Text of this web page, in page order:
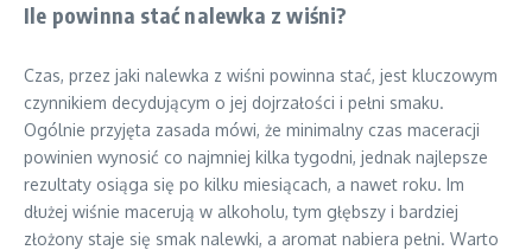
Ile powinna stać nalewka z wiśni?
Czas, przez jaki nalewka z wiśni powinna stać, jest kluczowym
czynnikiem decydującym o jej dojrzałości i pełni smaku.
Ogólnie przyjęta zasada mówi, że minimalny czas maceracji
powinien wynosić co najmniej kilka tygodni, jednak najlepsze
rezultaty osiąga się po kilku miesiącach, a nawet roku. Im
dłużej wiśnie macerują w alkoholu, tym głębszy i bardziej
złożony staje się smak nalewki, a aromat nabiera pełni. Warto